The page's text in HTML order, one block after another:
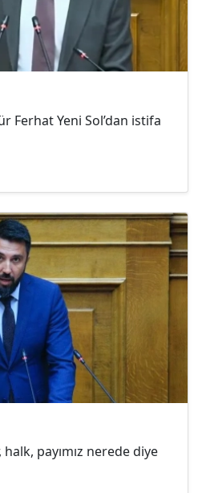
Ferhat Yeni Sol’dan istifa
payımız nerede diye